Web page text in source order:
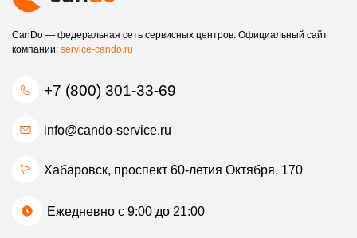
CanDo — федеральная сеть сервисных центров. Официальный сайт
компании: service-cando.ru
+7 (800) 301-33-69
info@cando-service.ru
Хабаровск, проспект 60-летия Октября, 170
Ежедневно с 9:00 до 21:00